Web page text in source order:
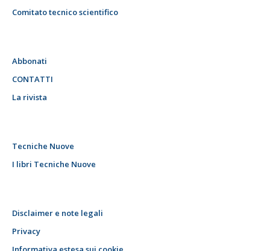
Comitato tecnico scientifico
Abbonati
CONTATTI
La rivista
Tecniche Nuove
I libri Tecniche Nuove
Disclaimer e note legali
Privacy